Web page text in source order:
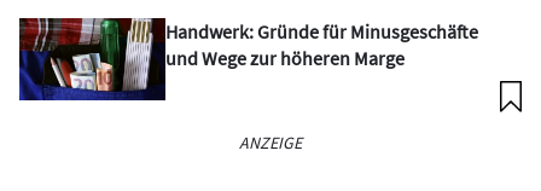
Handwerk: Gründe für Minusgeschäfte
und Wege zur höheren Marge
ANZEIGE